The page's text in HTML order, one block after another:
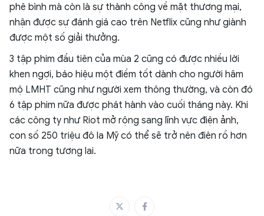
phê bình mà còn là sự thành công về mặt thương mại,
nhận được sự đánh giá cao trên Netflix cũng như giành
được một số giải thưởng.
3 tập phim đầu tiên của mùa 2 cũng có được nhiều lời
khen ngợi, báo hiệu một điềm tốt dành cho người hâm
mộ LMHT cũng như người xem thông thường, và còn đó
6 tập phim nữa được phát hành vào cuối tháng này. Khi
các công ty như Riot mở rộng sang lĩnh vực điện ảnh,
con số 250 triệu đô la Mỹ có thể sẽ trở nên điên rồ hơn
nữa trong tương lai.